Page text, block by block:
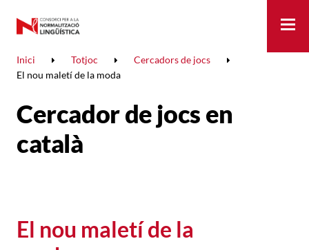
Inici Totjoc
Cercadors de jocs
El nou maletí de la moda
Cercador de jocs en
català
El nou maletí de la